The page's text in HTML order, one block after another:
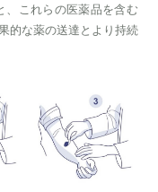
これらの医薬品を含む
的な薬の送達とより持続